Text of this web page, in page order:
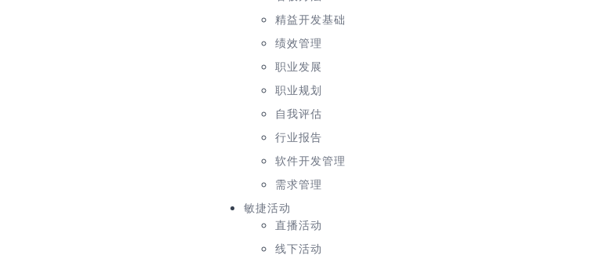
精益开发基础
绩效管理
职业发展
职业规划
自我评估
行业报告
软件开发管理
需求管理
敏捷活动
直播活动
线下活动